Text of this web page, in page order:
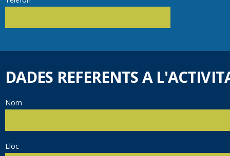
DADES REFERENTS A
Nom
Lloc